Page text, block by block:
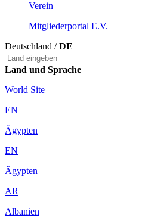
Verein
Mitgliederportal E.v.
Deutschland /DE
Land und Sprache
World Site
EN
Ägypten
EN
Ägypten
AR
Albanien